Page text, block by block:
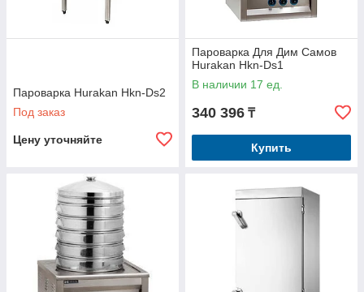
Пароварка Hurakan Hkn-Ds2
Под заказ
Цену уточняйте
Пароварка Для Дим Самов
Hurakan Hkn-Ds1
В наличии 17 ед.
340 396 ₸
Купить